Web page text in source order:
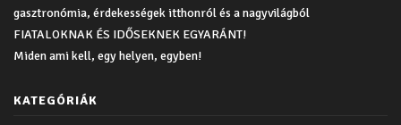
gasztronómia, érdekességek itthonról és a nagyvilágból
FIATALOKNAK ÉS IDŐSEKNEK EGYARÁNT!
Miden ami kell, egy helyen, egyben!
KATEGÓRIÁK